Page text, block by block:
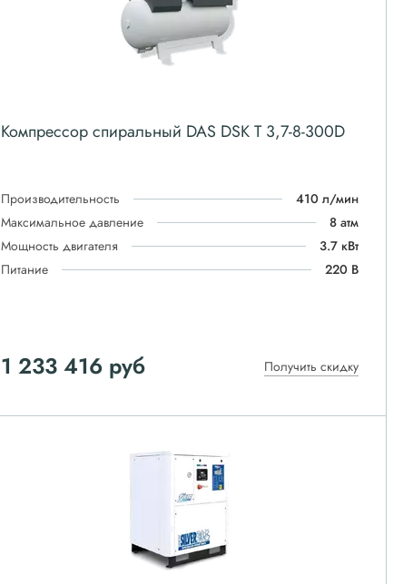
Компрессор спиральный DAS DSK T 3,7-8-300D
Производительность
410 л/мин
Максимальное давление
8 атм
Мощность двигателя
3.7 кВт
Питание
220 В
1 233 416руб Получить скидку